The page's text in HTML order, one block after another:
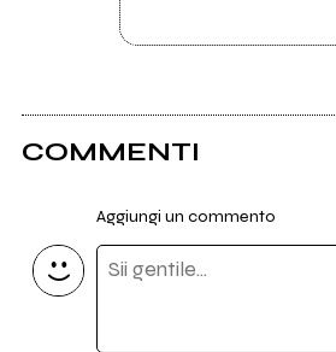
COMMENTI
Aggiungi un commento